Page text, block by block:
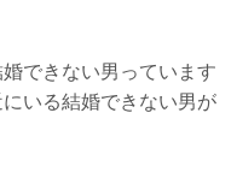
できない男っています
いる結婚できない男が